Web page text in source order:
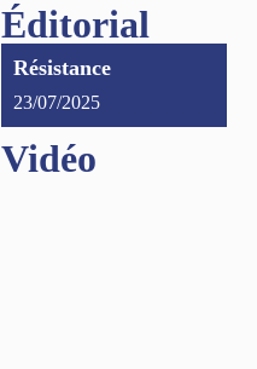
Éditorial
Résistance
23/07/2025
Vidéo